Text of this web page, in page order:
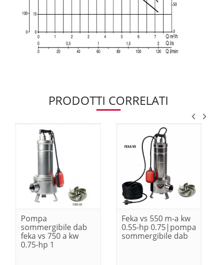
PRODOTTI CORRELATI
Pompa
sommergibile dab
feka vs 750 a kw
0.75-hp 1
Feka vs 550 m-a kw
0.55-hp 0.75|pompa
sommergibile dab